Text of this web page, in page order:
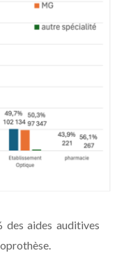
des aides auditives